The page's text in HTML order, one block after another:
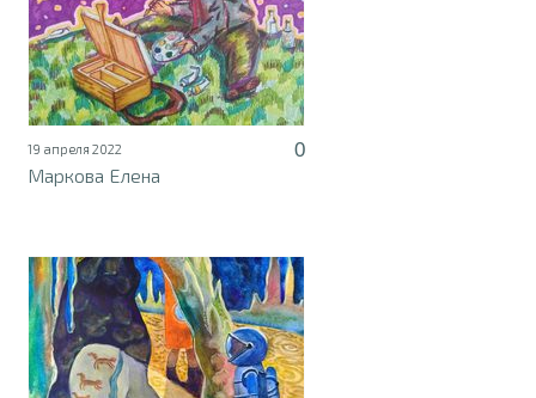
19 апреля 2022
0
Маркова Елена